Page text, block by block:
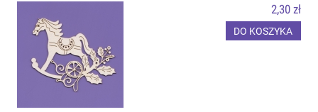
2,30 zł
DO KOSZYKA